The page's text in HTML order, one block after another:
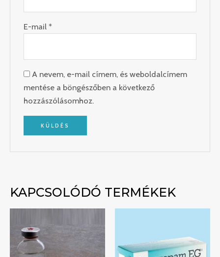
E-mail*
A nevem, e-mail címem, és weboldalcímem
mentése a böngészőben a következő
hozzászólásomhoz.
KAPCSOLÓDÓ TERMÉKEK
-
€1,200.00
€680.00